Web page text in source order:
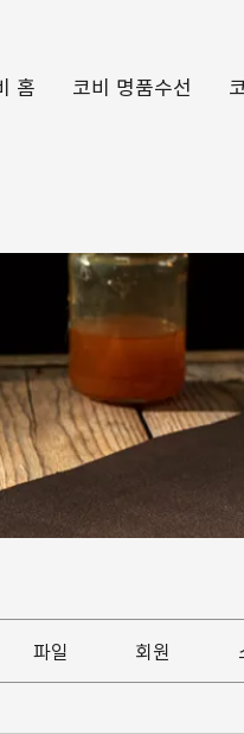
홈 코비 명품수선
파일 회원